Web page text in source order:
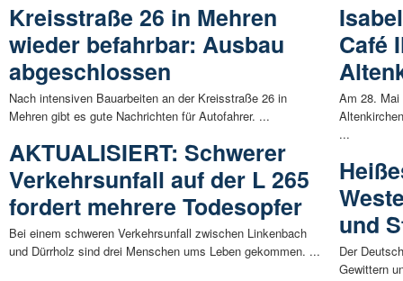
Kreisstraße 26 in Mehren
wieder befahrbar: Ausbau
abgeschlossen
Nach intensiven Bauarbeiten an der Kreisstraße 26 in
Mehren gibt es gute Nachrichten für Autofahrer. ...
AKTUALISIERT: Schwerer
Verkehrsunfall auf der L 265
fordert mehrere Todesopfer
Bei einem schweren Verkehrsunfall zwischen Linkenbach
und Dürrholz sind drei Menschen ums Leben gekommen. ...
Café
Am 28.
...
und
Der
Gewittern